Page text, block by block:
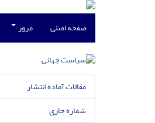
صفحه اصلی مرور
مقالات آماده انتشار
شماره جاری